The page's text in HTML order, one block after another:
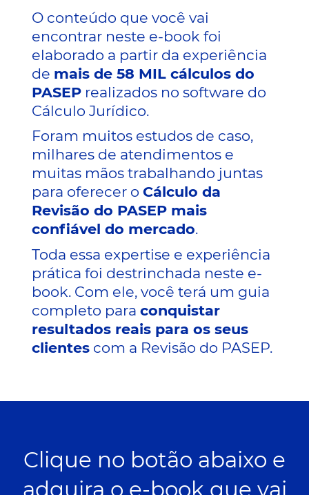
O conteúdo que você vai
encontrar neste e-book foi
elaborado a partir da experiência
de mais de 58 MIL cálculos do
PASEP realizados no software do
Cálculo Jurídico.
Foram muitos estudos de caso,
milhares de atendimentos e
muitas mãos trabalhando juntas
para oferecer oCálculo da
Revisão do PASEP mais
confiável do mercado.
Toda essa expertise e experiência
prática foi destrinchada neste e-
book. Com ele, você terá um guia
completo paraconquistar
resultados reais para os seus
clientes com a Revisão do PASEP.
Clique no botão abaixo e
adquira o e-book que vai